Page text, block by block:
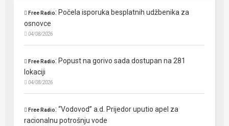
Free Radio: Počela isporuka besplatnih udžbenika za
osnovce
04/08/2026
Free Radio: Popust na gorivo sada dostupan na 281
lokaciji
04/08/2026
Free Radio:“Vodovod” a.d. Prijedor uputio apel za
racionalnu potrošnju vode